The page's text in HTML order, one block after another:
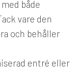
både
vare den
och behåller
entré eller